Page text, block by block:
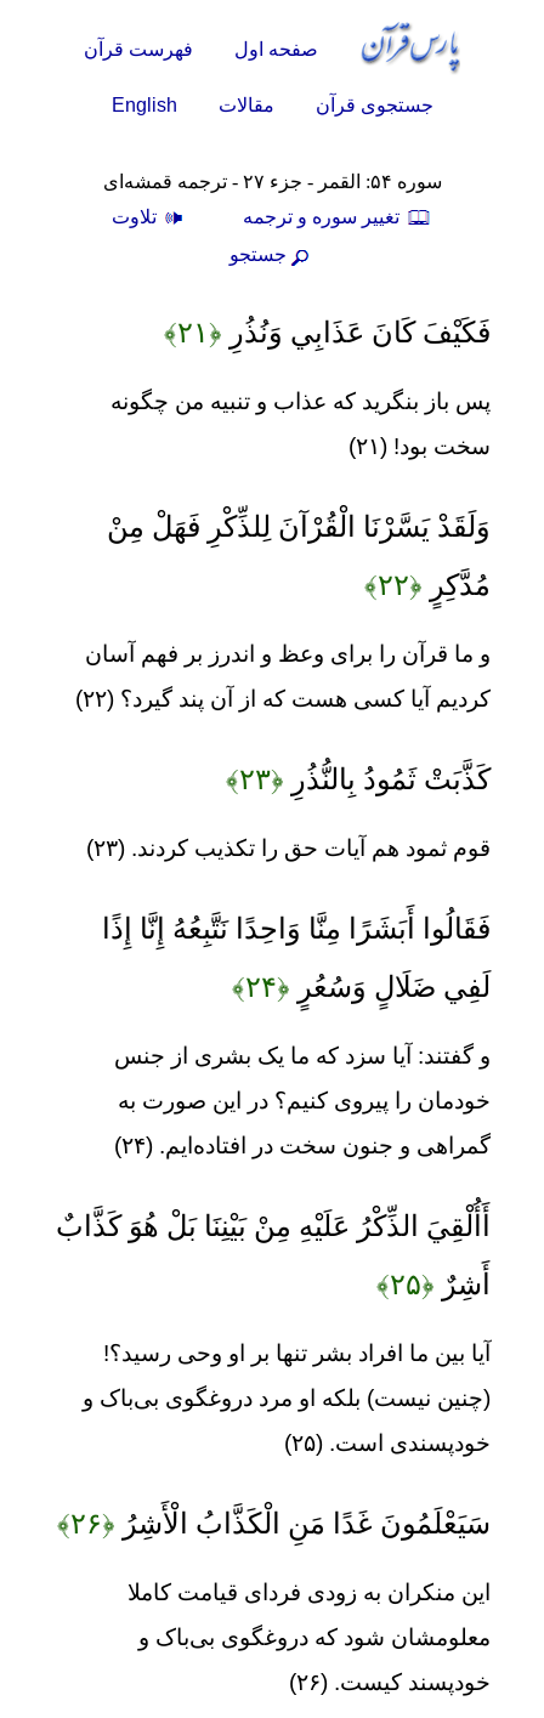
صفحه اول فهرست قرآن
جستجوی قرآن مقالات English
سوره ۵۴: القمر - جزء ۲۷ - ترجمه قمشه‌ای
تغيير سوره و ترجمه
تلاوت
جستجو
فَكَيْفَ كَانَ عَذَابِي وَنُذُرِ ﴿۲۱﴾
پس باز بنگرید که عذاب و تنبیه من چگونه
سخت بود! (۲۱)
وَلَقَدْ يَسَّرْنَا الْقُرْآنَ لِلذِّكْرِ فَهَلْ مِنْ
مُدَّكِرٍ ﴿۲۲﴾
و ما قرآن را برای وعظ و اندرز بر فهم آسان
کردیم آیا کسی هست که از آن پند گیرد؟ (۲۲)
كَذَّبَتْ ثَمُودُ بِالنُّذُرِ ﴿۲۳﴾
قوم ثمود هم آیات حق را تکذیب کردند. (۲۳)
فَقَالُوا أَبَشَرًا مِنَّا وَاحِدًا نَتَّبِعُهُ إِنَّا إِذًا
لَفِي ضَلَالٍ وَسُعُرٍ ﴿۲۴﴾
و گفتند: آیا سزد که ما یک بشری از جنس
خودمان را پیروی کنیم؟ در این صورت به
گمراهی و جنون سخت در افتاده‌ایم. (۲۴)
أَأُلْقِيَ الذِّكْرُ عَلَيْهِ مِنْ بَيْنِنَا بَلْ هُوَ كَذَّابٌ
أَشِرٌ ﴿۲۵﴾
آیا بین ما افراد بشر تنها بر او وحی رسید؟!
(چنین نیست) بلکه او مرد دروغگوی بی‌باک و
خودپسندی است. (۲۵)
سَيَعْلَمُونَ غَدًا مَنِ الْكَذَّابُ الْأَشِرُ ﴿۲۶﴾
این منکران به زودی فردای قیامت کاملا
معلومشان شود که دروغگوی بی‌باک و
خودپسند کیست. (۲۶)